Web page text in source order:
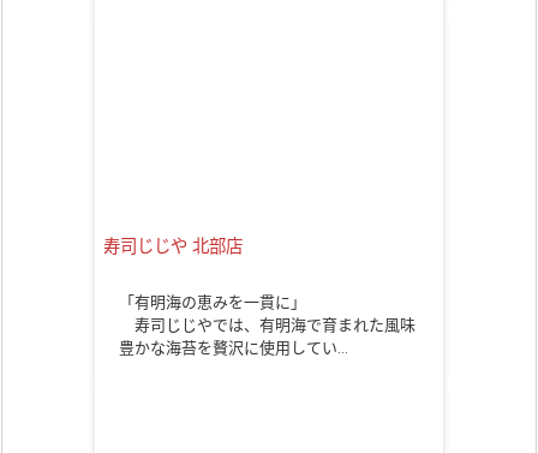
寿司じじや 北部店
「有明海の恵みを一貫に」
寿司じじやでは、有明海で育まれた風味
豊かな海苔を贅沢に使用してい…